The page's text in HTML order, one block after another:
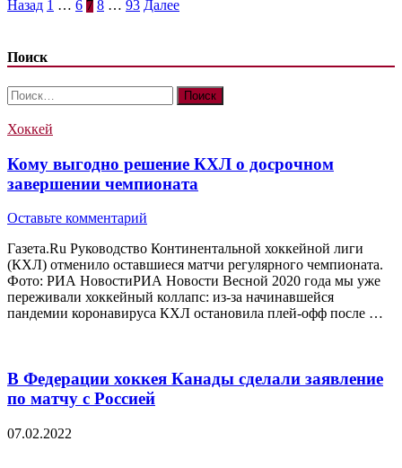
Пагинация
Назад 1 … 6 7 8 … 93 Далее
Поиск
Найти:
Хоккей
Кому выгодно решение КХЛ о досрочном
завершении чемпионата
Оставьте комментарий
Газета.Ru Руководство Континентальной хоккейной лиги
(КХЛ) отменило оставшиеся матчи регулярного чемпионата.
Фото: РИА НовостиРИА Новости Весной 2020 года мы уже
переживали хоккейный коллапс: из-за начинавшейся
пандемии коронавируса КХЛ остановила плей-офф после …
В Федерации хоккея Канады сделали заявление
по матчу с Россией
07.02.2022